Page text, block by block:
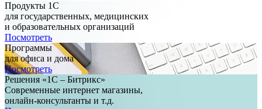
Продукты 1С
для государственных, медицинских
и образовательных организаций
Посмотреть
Программы
для офиса и дома
Посмотреть
Решения «1С – Битрикс»
Современные интернет магазины,
онлайн-консультанты и т.д.